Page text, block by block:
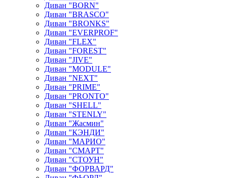
Диван "BORN"
Диван "BRASCO"
Диван "BRONKS"
Диван "EVERPROF"
Диван "FLEX"
Диван "FOREST"
Диван "JIVE"
Диван "MODULE"
Диван "NEXT"
Диван "PRIME"
Диван "PRONTO"
Диван "SHELL"
Диван "STENLY"
Диван "Жасмин"
Диван "КЭНДИ"
Диван "МАРИО"
Диван "СМАРТ"
Диван "СТОУН"
Диван "ФОРВАРД"